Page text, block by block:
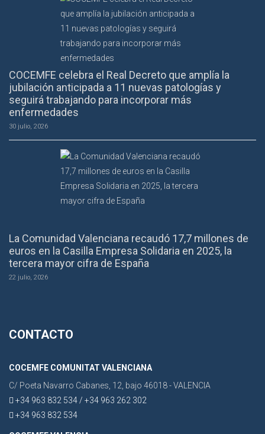
COCEMFE celebra el Real Decreto que amplía la
jubilación anticipada a 11 nuevas patologías y
seguirá trabajando para incorporar más
enfermedades
30 julio, 2026
La Comunidad Valenciana recaudó 17,7 millones de
euros en la Casilla Empresa Solidaria en 2025, la
tercera mayor cifra de España
22 julio, 2026
CONTACTO
COCEMFE COMUNITAT VALENCIANA
C/ Poeta Navarro Cabanes, 12, bajo 46018 - VALENCIA
+34 963 832 534 / +34 963 262 302
+34 963 832 534